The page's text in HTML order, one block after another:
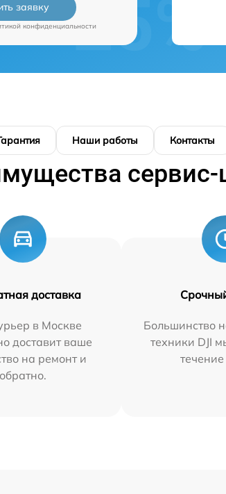
заявку
конфиденциальности
Наши работы Контакты
сервис-
доставка
в Москве
доставит ваше
на ремонт и
обратно.
Большинство
техники DJI